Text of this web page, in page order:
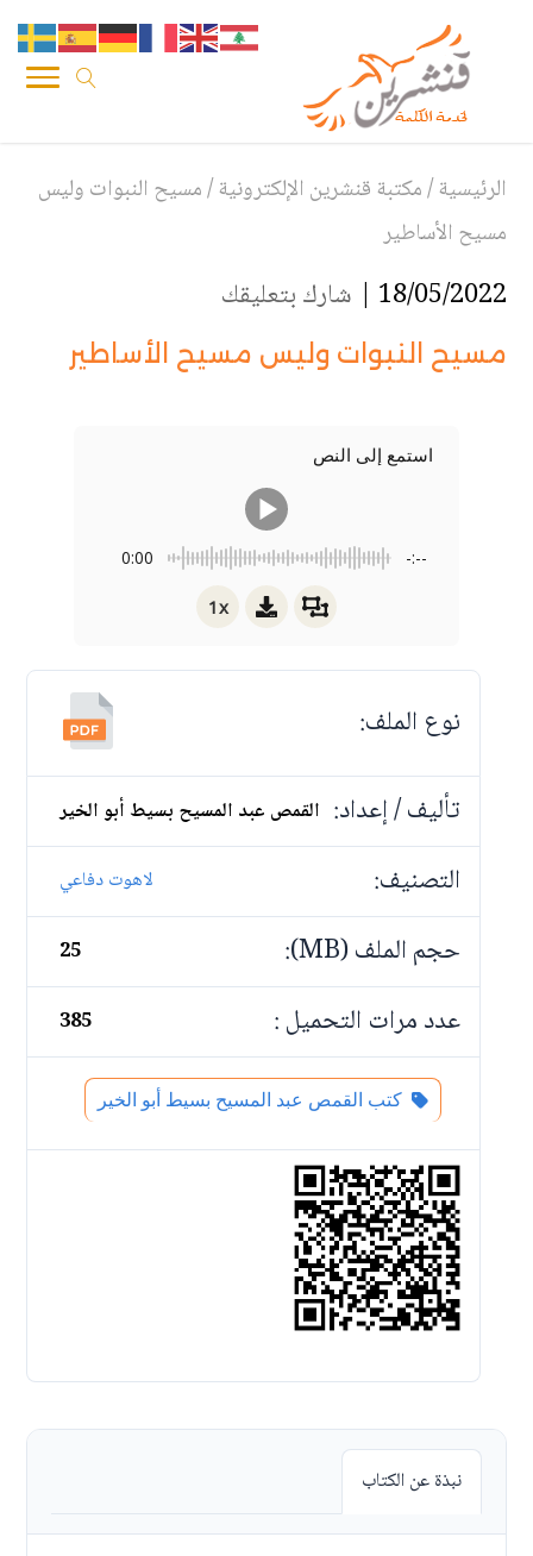
الرئيسية/مكتبة قنشرين الإلكترونية/مسيح النبوات وليس
مسيح الأساطير
18/05/2022 | شارك بتعليقك
مسيح النبوات وليس مسيح الأساطير
استمع إلى النص
0:00 -:--
1x
نوع الملف:
تأليف / إعداد: القمص عبد المسيح بسيط أبو الخير
التصنيف: لاهوت دفاعي
حجم الملف (MB): 25
عدد مرات التحميل : 385
كتب القمص عبد المسيح بسيط أبو الخير
نبذة عن الكتاب